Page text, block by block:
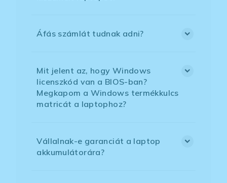
Áfás számlát tudnak adni?
Mit jelent az, hogy Windows
licenszkód van a BIOS-ban?
Megkapom a Windows termékkulcs
matricát a laptophoz?
Vállalnak-e garanciát a laptop
akkumulátorára?